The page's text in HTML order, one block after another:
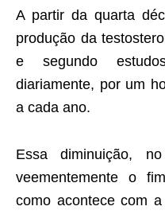
A partir da quarta
produção da
e segundo
diariamente, por um
a cada ano.
Essa diminuição,
veementemente o
como acontece com